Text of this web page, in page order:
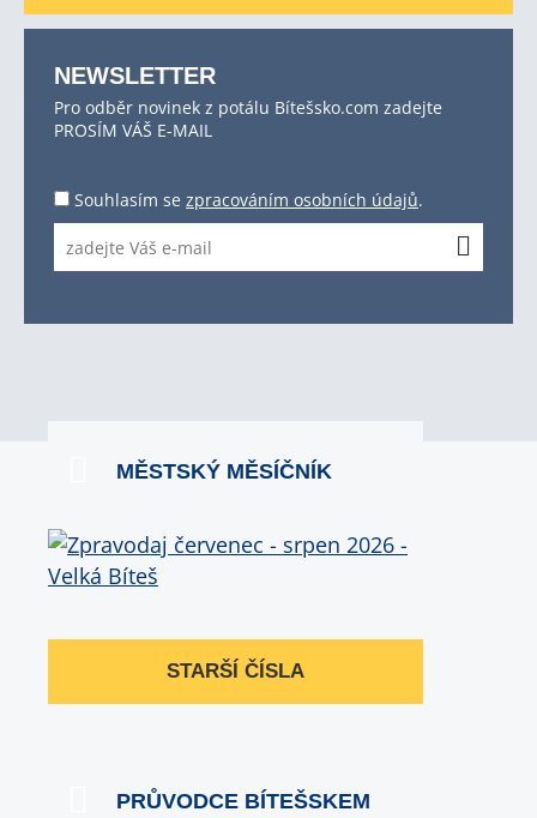
NEWSLETTER
Pro odběr novinek z potálu Bítešsko.com zadejte
PROSÍM VÁŠ E-MAIL
Souhlasím se zpracováním osobních údajů.
MĚSTSKÝ MĚSÍČNÍK
STARŠÍ ČÍSLA
PRŮVODCE BÍTEŠSKEM